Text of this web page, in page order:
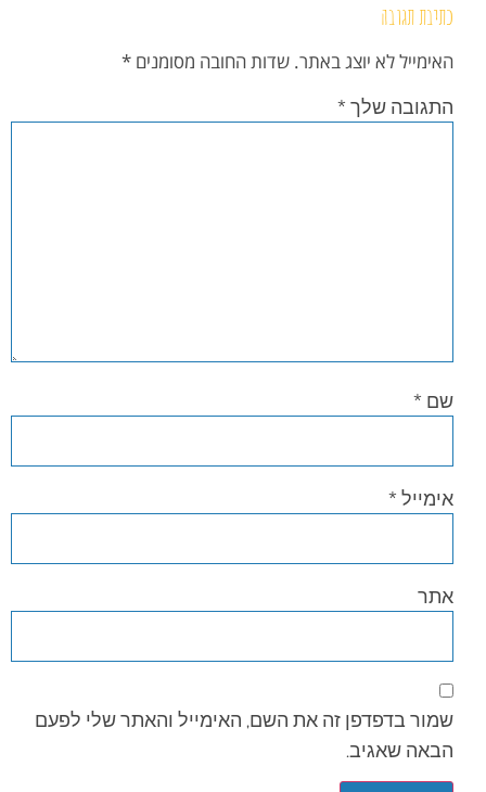
כתיבת תגובה
האימייל לא יוצג באתר. שדות החובה מסומנים *
התגובה שלך *
שם *
אימייל *
אתר
שמור בדפדפן זה את השם, האימייל והאתר שלי לפעם
הבאה שאגיב.